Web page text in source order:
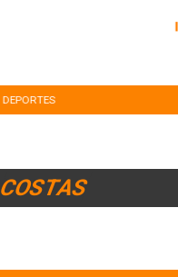
DEPORTES
COSTAS